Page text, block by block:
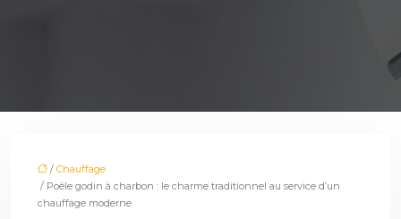
/ Chauffage
/ Poêle godin à charbon : le charme traditionnel au service d’un
chauffage moderne